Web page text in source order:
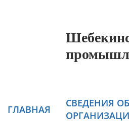
ГЛАВНАЯ
СВЕДЕНИЯ